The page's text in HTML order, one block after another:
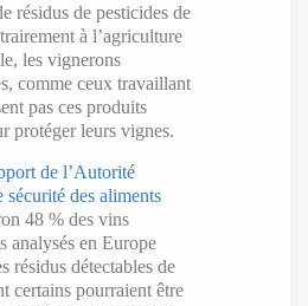
résidus de pesticides de
à l’agriculture
les vignerons
comme ceux travaillant
pas ces produits
protéger leurs vignes.
de l’Autorité
sécurité des aliments
48 % des vins
analysés en Europe
résidus détectables de
certains pourraient être